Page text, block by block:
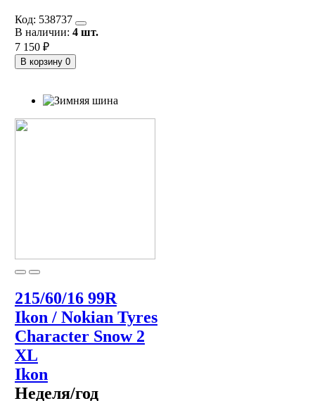
Код: 538737
В наличии: 4 шт.
7 150 ₽
В корзину 0
215/60/16 99R
Ikon / Nokian Tyres
Character Snow 2
XL
Ikon
Неделя/год